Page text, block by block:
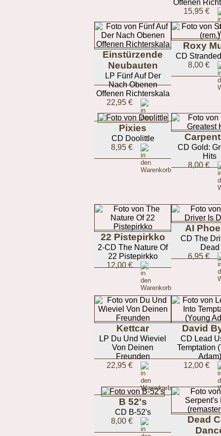
Offenen
15,95 €
Einstürzende
Neubauten
LP Fünf Auf Der
Nach Obenen
Offenen Richterskala
22,95 €
Roxy
CD
8,00 €
Pixies
CD Doolittle
8,95 €
CD Gold:
Hits
8,00 €
22 Pistepirkko
2-CD The Nature Of
22 Pistepirkko
12,00 €
AI
CD The
Dead
6,95 €
Kettcar
LP Du Und Wieviel
Von Deinen
Freunden
22,95 €
David
CD Lead
Temptation
Adam)
12,00 €
B 52's
CD B-52's
8,00 €
Dead